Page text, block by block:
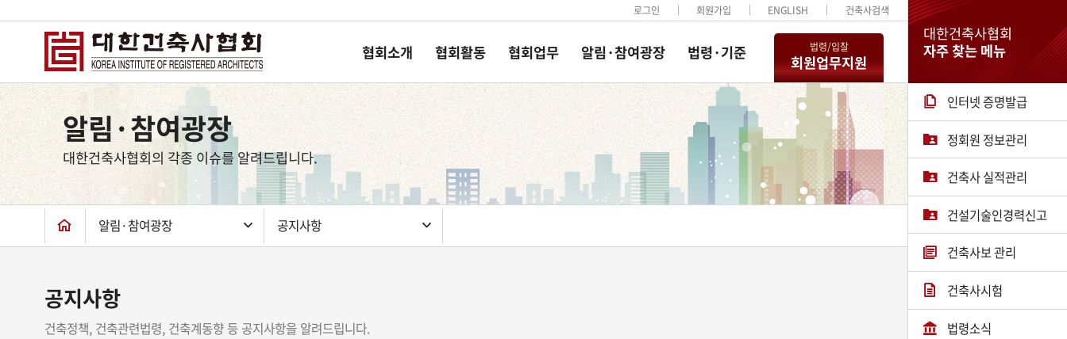
대한건축사협회
자주 찾는 메뉴
인터넷 증명발급
정회원 정보관리
건축사 실적관리
건설기술인경력신고
건축사보 관리
건축사시험
법령소식
로그인 회원가입 ENGLISH 건축사검색
협회소개 협회활동 협회업무 알림·참여광장 법령·기준 법령/입찰
회원업무지원
상
단
컨
텐
츠
하
단
알림·참여광장
대한건축사협회의 각종 이슈를 알려드립니다.
알림·참여광장 공지사항
공지사항
건축정책, 건축관련법령, 건축계동향 등 공지사항을 알려드립니다.